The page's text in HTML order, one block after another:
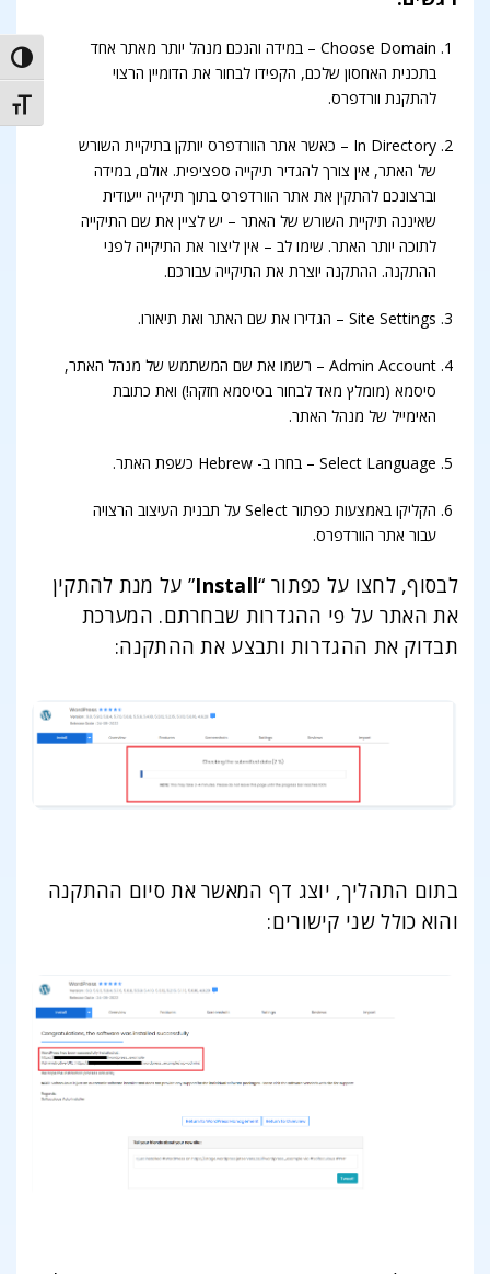
Choose Domain – במידה והנכם מנהל יותר מאתר אחד
בתכנית האחסון שלכם, הקפידו לבחור את הדומיין הרצוי
להתקנת וורדפרס.
In Directory – כאשר אתר הוורדפרס יותקן בתיקיית השורש
של האתר, אין צורך להגדיר תיקייה ספציפית. אולם, במידה
וברצונכם להתקין את אתר הוורדפרס בתוך תיקייה ייעודית
שאיננה תיקיית השורש של האתר – יש לציין את שם התיקייה
לתוכה יותר האתר. שימו לב – אין ליצור את התיקייה לפני
ההתקנה. ההתקנה יוצרת את התיקייה עבורכם.
Site Settings – הגדירו את שם האתר ואת תיאורו.
Admin Account – רשמו את שם המשתמש של מנהל האתר,
סיסמא (מומלץ מאד לבחור בסיסמא חזקה!) ואת כתובת
האימייל של מנהל האתר.
Select Language – בחרו ב- Hebrew כשפת האתר.
הקליקו באמצעות כפתור Select על תבנית העיצוב הרצויה
עבור אתר הוורדפרס.
לבסוף, לחצו על כפתור “Install” על מנת להתקין
את האתר על פי ההגדרות שבחרתם. המערכת
תבדוק את ההגדרות ותבצע את ההתקנה:
בתום התהליך, יוצג דף המאשר את סיום ההתקנה
והוא כולל שני קישורים: